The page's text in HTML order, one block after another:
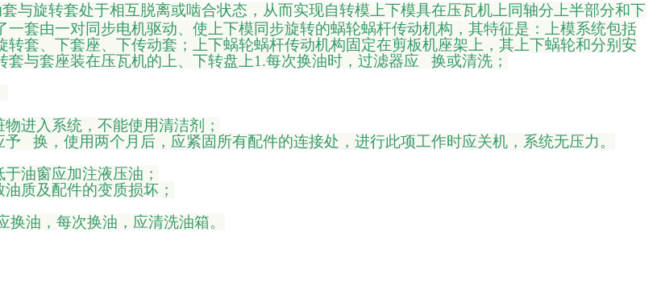
与旋转套处于相互脱离或啮合状态，从而实现自转模上下模具在压瓦机上同轴分上半部分和下
套由一对同步电机驱动、使上下模同步旋转的蜗轮蜗杆传动机构，其特征是：上模系统包括
转套、下套座、下传动套；上下蜗轮蜗杆传动机构固定在剪板机座架上，其上下蜗轮和分别安
与套座装在压瓦机的上、下转盘上1.每次换油时，过滤器应 换或清洗；
进入系统，不能使用清洁剂；
换，使用两个月后，应紧固所有配件的连接处，进行此项工作时应关机，系统无压力。
油窗应加注液压油；
质及配件的变质损坏；
油，每次换油，应清洗油箱。